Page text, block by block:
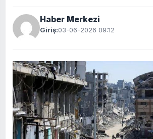
Haber Merkezi
Giriş:03-06-2026 09:12